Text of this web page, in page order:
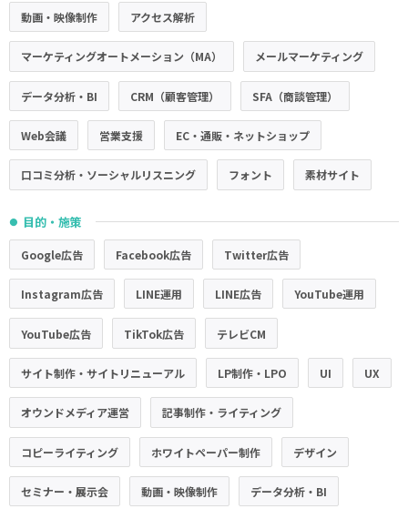
動画・映像制作 アクセス解析
マーケティングオートメーション（MA） メールマーケティング
データ分析・BI CRM（顧客管理） SFA（商談管理）
Web会議 営業支援 EC・通販・ネットショップ
口コミ分析・ソーシャルリスニング フォント 素材サイト
● 目的・施策
Google広告 Facebook広告 Twitter広告
Instagram広告 LINE運用 LINE広告 YouTube運用
YouTube広告 TikTok広告 テレビCM
サイト制作・サイトリニューアル LP制作・LPO UI UX
オウンドメディア運営 記事制作・ライティング
コピーライティング ホワイトペーパー制作 デザイン
セミナー・展示会 動画・映像制作 データ分析・BI